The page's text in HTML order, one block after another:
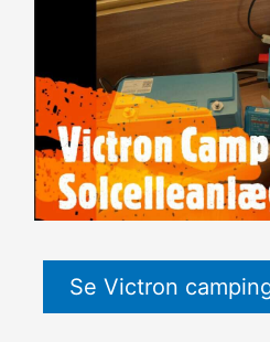
Se Victron